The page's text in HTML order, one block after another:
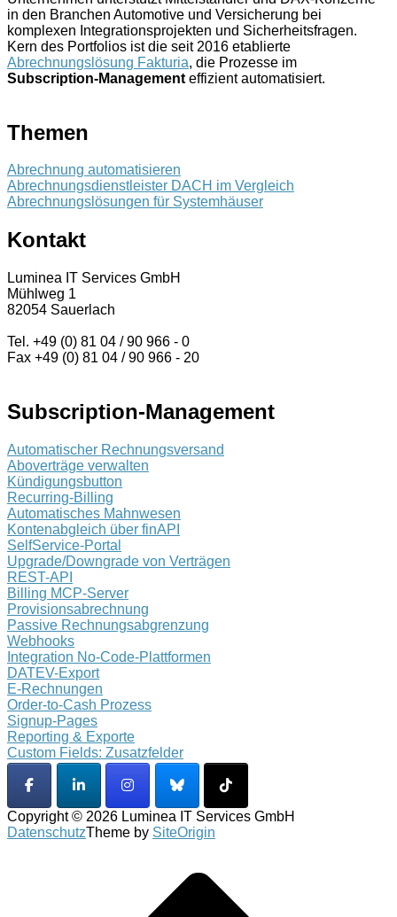
in den Branchen Automotive und Versicherung bei
komplexen Integrationsprojekten und Sicherheitsfragen.
Kern des Portfolios ist die seit 2016 etablierte
Abrechnungslösung Fakturia, die Prozesse im
Subscription-Management effizient automatisiert.
Themen
Abrechnung automatisieren
Abrechnungsdienstleister DACH im Vergleich
Abrechnungslösungen für Systemhäuser
Kontakt
Luminea IT Services GmbH
Mühlweg 1
82054 Sauerlach
Tel. +49 (0) 81 04 / 90 966 - 0
Fax +49 (0) 81 04 / 90 966 - 20
Subscription-Management
Automatischer Rechnungsversand
Aboverträge verwalten
Kündigungsbutton
Recurring-Billing
Automatisches Mahnwesen
Kontenabgleich über finAPI
SelfService-Portal
Upgrade/Downgrade von Verträgen
REST-API
Billing MCP-Server
Provisionsabrechnung
Passive Rechnungsabgrenzung
Webhooks
Integration No-Code-Plattformen
DATEV-Export
E-Rechnungen
Order-to-Cash Prozess
Signup-Pages
Reporting & Exporte
Custom Fields: Zusatzfelder
Copyright © 2026 Luminea IT Services GmbH
DatenschutzTheme by SiteOrigin